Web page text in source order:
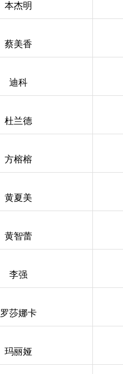
本杰明
蔡美香
迪科
杜兰德
方榕榕
黄夏美
黄智蕾
李强
罗莎娜卡
玛丽娅